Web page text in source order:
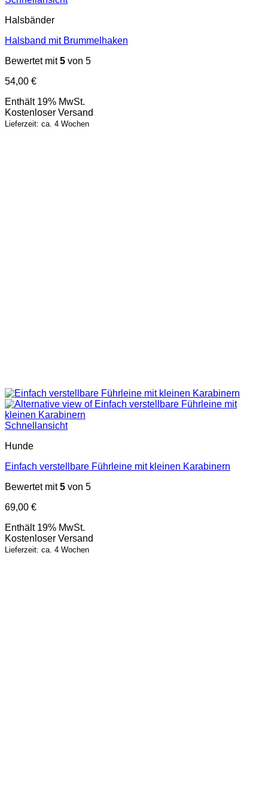
Halsbänder
Halsband mit Brummelhaken
Bewertet mit5 von 5
54,00 €
Enthält 19% MwSt.
Kostenloser Versand
Lieferzeit: ca. 4 Wochen
Schnellansicht
Hunde
Einfach verstellbare Führleine mit kleinen Karabinern
Bewertet mit5 von 5
69,00 €
Enthält 19% MwSt.
Kostenloser Versand
Lieferzeit: ca. 4 Wochen